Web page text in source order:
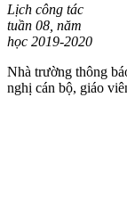
Lịch công tác
tuần 08, năm
học 2019-2020
Nhà trường thông
nghị cán bộ, giáo